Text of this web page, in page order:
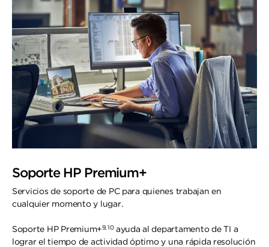
Soporte HP Premium+
Servicios de soporte de PC para quienes trabajan en
cualquier momento y lugar.
Soporte HP Premium+9, 10ayuda al departamento de TI a
lograr el tiempo de actividad óptimo y una rápida resolución